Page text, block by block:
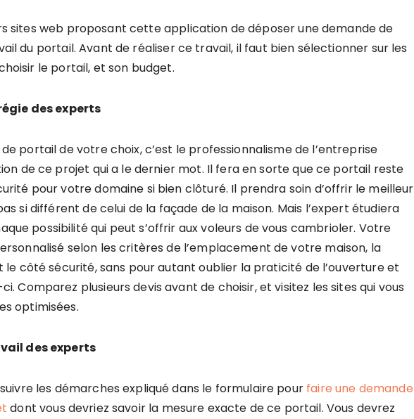
sites web proposant cette application de déposer une demande de
du portail. Avant de réaliser ce travail, il faut bien sélectionner sur les
le portail, et son budget.
des experts
portail de votre choix, c’est le professionnalisme de l’entreprise
de ce projet qui a le dernier mot. Il fera en sorte que ce portail reste
pour votre domaine si bien clôturé. Il prendra soin d’offrir le meilleur
si différent de celui de la façade de la maison. Mais l’expert étudiera
possibilité qui peut s’offrir aux voleurs de vous cambrioler. Votre
selon les critères de l’emplacement de votre maison, la
côté sécurité, sans pour autant oublier la praticité de l’ouverture et
Comparez plusieurs devis avant de choisir, et visitez les sites qui vous
optimisées.
des experts
les démarches expliqué dans le formulaire pour faire une demande
dont vous devriez savoir la mesure exacte de ce portail. Vous devrez